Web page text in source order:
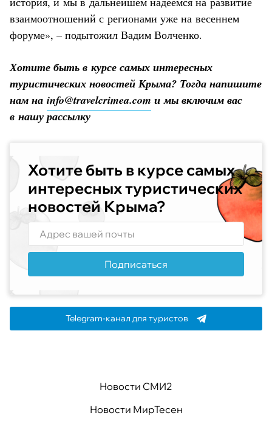
взаимоотношений с регионами уже на весеннем
форуме», – подытожил Вадим Волченко.
Хотите быть в курсе самых интересных
туристических новостей Крыма? Тогда напишите
нам на info@travelcrimea.com и мы включим вас
в нашу рассылку
Хотите быть в курсе самых
интересных туристических
новостей Крыма?
Подписаться
Telegram-канал для туристов
Новости СМИ2
Новости МирТесен